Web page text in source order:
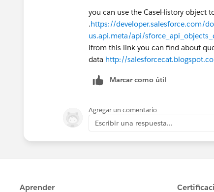
you can use the CaseHistory object
.https://developer.salesforce.com/
us.api.meta/api/
ifrom this link you can find about
data http://
Marcar como útil
Agregar un comentario
Escribir una respuesta...